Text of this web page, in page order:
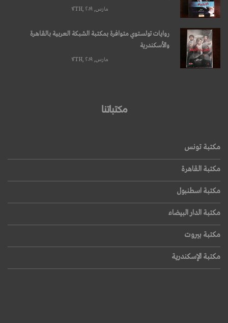
مارس, ۱۲TH, ۲۰۱۹
روايات تولستوي متوافرة بمكتبة الشبكة العربية بالقاهرة
والأسكندرية
مارس, ۱۲TH, ۲۰۱۹
مكتباتنا
مكتبة تونس
مكتبة القاهرة
مكتبة اسطنبول
مكتبة الدار البيضاء
مكتبة بيروت
مكتبة الإسكندرية